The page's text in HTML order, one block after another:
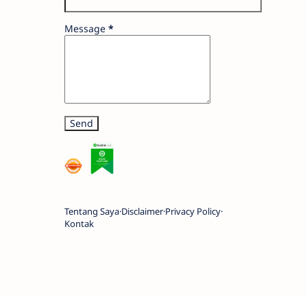
Message *
Tentang Saya Disclaimer Privacy Policy
Kontak